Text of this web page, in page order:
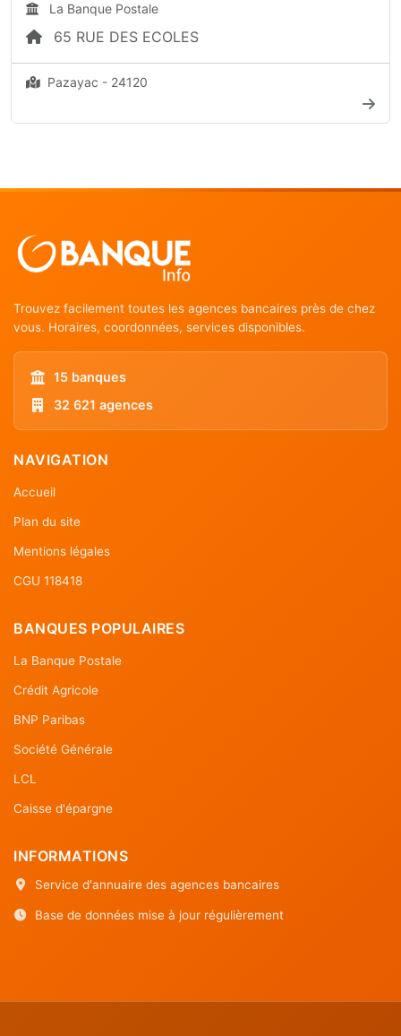
La Banque Postale
65 RUE DES ECOLES
Pazayac - 24120
Trouvez facilement toutes les agences bancaires près de chez
vous. Horaires, coordonnées, services disponibles.
15 banques
32 621 agences
NAVIGATION
Accueil
Plan du site
Mentions légales
CGU 118418
BANQUES POPULAIRES
La Banque Postale
Crédit Agricole
BNP Paribas
Société Générale
LCL
Caisse d'épargne
INFORMATIONS
Service d'annuaire des agences bancaires
Base de données mise à jour régulièrement